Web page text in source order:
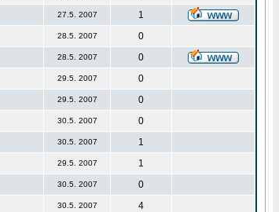
27.5. 2007
1
28.5. 2007
0
28.5. 2007
0
29.5. 2007
0
29.5. 2007
0
30.5. 2007
0
30.5. 2007
1
29.5. 2007
1
30.5. 2007
0
30.5. 2007
4